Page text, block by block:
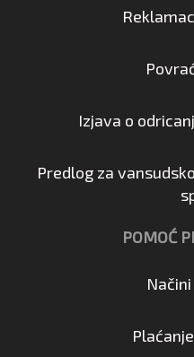
Izjava o
Predlog za
POMOĆ